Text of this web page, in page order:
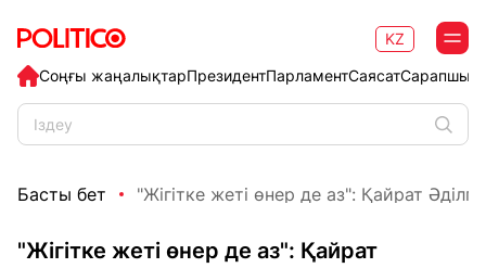
Соңғы жаңалықтарПрезидентПарламентСаясат
KZ
Басты бет "Жігітке жеті өнер де аз": Қайрат
"Жігітке жеті өнер де аз": Қайрат